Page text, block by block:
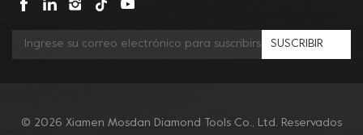
SUSCRIBIR
© 2026 Xiamen Mosdan Diamond Tools Co., Ltd. Reservados